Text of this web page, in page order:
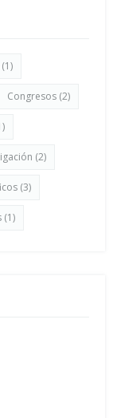
(1)
Congresos (2)
(2)
(3)
(1)